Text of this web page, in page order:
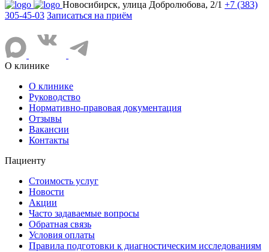
Новосибирск, улица Добролюбова, 2/1 +7 (383)
305-45-03 Записаться на приём
О клинике
О клинике
Руководство
Нормативно-правовая документация
Отзывы
Вакансии
Контакты
Пациенту
Стоимость услуг
Новости
Акции
Часто задаваемые вопросы
Обратная связь
Условия оплаты
Правила подготовки к диагностическим исследованиям